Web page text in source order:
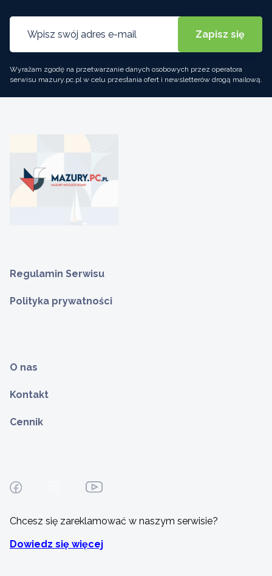
Wyrażam zgodę na przetwarzanie danych osobowych przez operatora
serwisu mazury.pc.pl w celu przesłania ofert i newsletterów drogą mailową.
Regulamin Serwisu
Polityka prywatności
O nas
Kontakt
Cennik
Chcesz się zareklamować w naszym serwisie?
Dowiedz się więcej